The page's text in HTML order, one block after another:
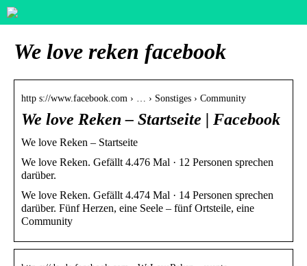
We love reken facebook
http s://www.facebook.com › … › Sonstiges › Community
We love Reken – Startseite | Facebook
We love Reken – Startseite
We love Reken. Gefällt 4.476 Mal · 12 Personen sprechen
darüber.
We love Reken. Gefällt 4.474 Mal · 14 Personen sprechen
darüber. Fünf Herzen, eine Seele – fünf Ortsteile, eine
Community